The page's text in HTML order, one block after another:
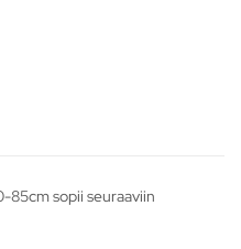
85cm sopii seuraaviin